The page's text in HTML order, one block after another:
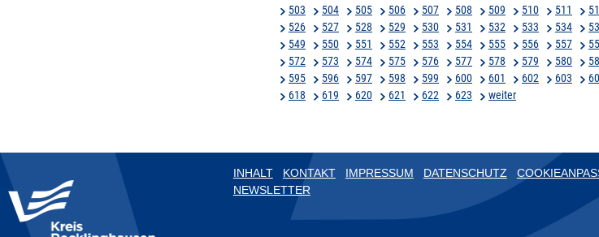
503
504 505 506 507 508 509 510 511
526
527 528 529 530 531 532 533 534
549
550 551 552 553 554 555 556 557
572
573 574 575 576 577 578 579 580
595
596 597 598 599 600 601 602 603
618
619 620 621 622 623 weiter
INHALT KONTAKT IMPRESSUM DATENSCHUTZ
NEWSLETTER